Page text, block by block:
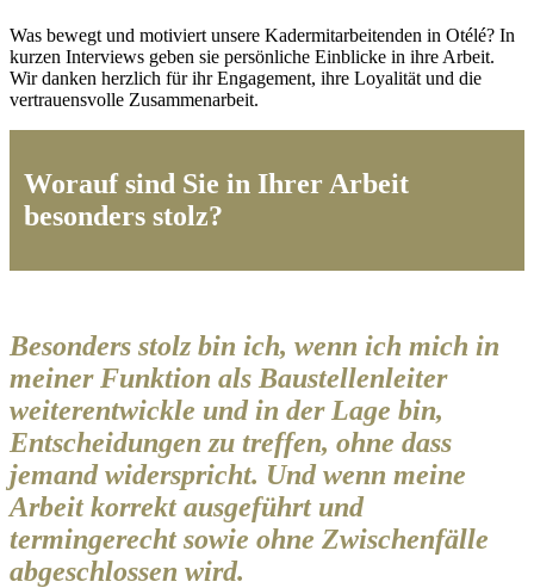
Was bewegt und motiviert unsere Kadermitarbeitenden in Otélé? In
kurzen Interviews geben sie persönliche Einblicke in ihre Arbeit.
Wir danken herzlich für ihr Engagement, ihre Loyalität und die
vertrauensvolle Zusammenarbeit.
Worauf sind Sie in Ihrer Arbeit
besonders stolz?
Besonders stolz bin ich, wenn ich mich in
meiner Funktion als Baustellenleiter
weiterentwickle und in der Lage bin,
Entscheidungen zu treffen, ohne dass
jemand widerspricht. Und wenn meine
Arbeit korrekt ausgeführt und
termingerecht sowie ohne Zwischenfälle
abgeschlossen wird.